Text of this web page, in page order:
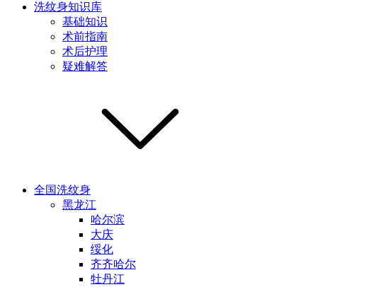
洗纹身知识库
基础知识
术前指南
术后护理
疑难解答
全国洗纹身
黑龙江
哈尔滨
大庆
绥化
齐齐哈尔
牡丹江